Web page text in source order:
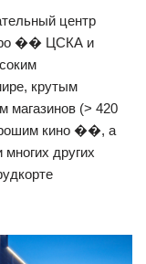
центр
�� ЦСКА и
крутым
магазинов (> 420
кино ��, а
других